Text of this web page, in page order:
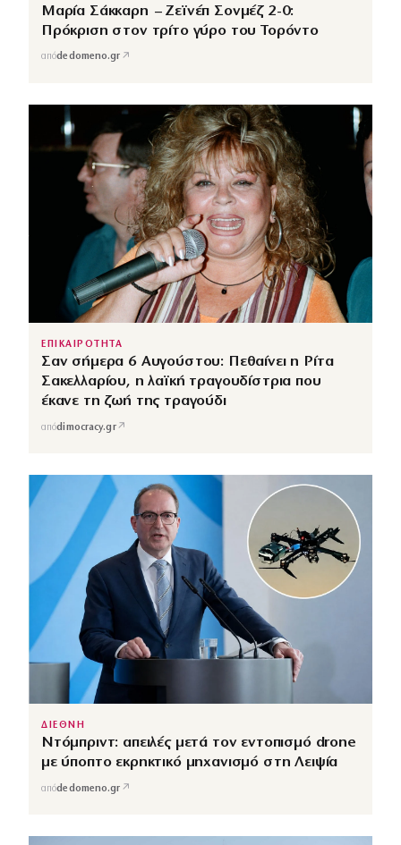
Μαρία Σάκκαρη – Ζεϊνέπ Σονμέζ 2-0:
Πρόκριση στον τρίτο γύρο του Τορόντο
απόdedomeno.gr ↗
ΕΠΙΚΑΙΡΟΤΗΤΑ
Σαν σήμερα 6 Αυγούστου: Πεθαίνει η Ρίτα
Σακελλαρίου, η λαϊκή τραγουδίστρια που
έκανε τη ζωή της τραγούδι
απόdimocracy.gr↗
ΔΙΕΘΝΗ
Ντόμπριντ: απειλές μετά τον εντοπισμό drone
με ύποπτο εκρηκτικό μηχανισμό στη Λειψία
απόdedomeno.gr ↗